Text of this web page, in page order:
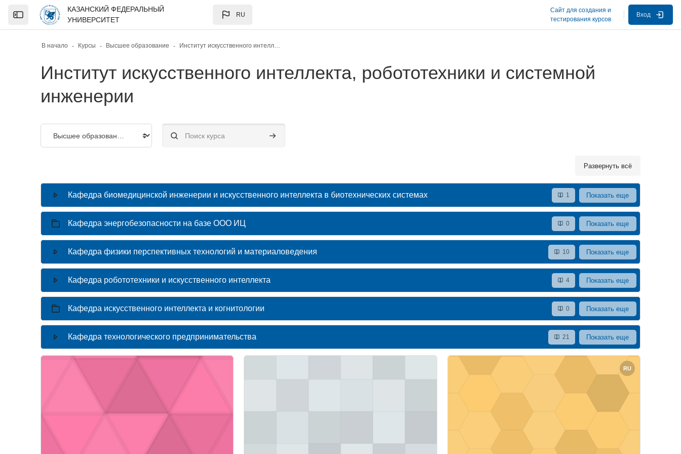
Skip to sidebar navigation menu
Skip to page footer
Перейти к основному содержанию
Open the sidebar
КАЗАНСКИЙ ФЕДЕРАЛЬНЫЙ
УНИВЕРСИТЕТ
RU
Сайт для создания и
тестирования курсов
Вход
В начало Курсы Высшее образование Институт искусственного интеллекта, робототехники и системной инженерии
Институт искусственного интеллекта, робототехники и системной
инженерии
Категории курсов Поиск курса Поиск курса
Развернуть всё
Кафедра биомедицинской инженерии и искусственного интеллекта в биотехнических системах 1 Показать еще
Кафедра энергобезопасности на базе ООО ИЦ 0 Показать еще
Кафедра физики перспективных технологий и материаловедения 10 Показать еще
Кафедра робототехники и искусственного интеллекта 4 Показать еще
Кафедра искусственного интеллекта и когнитологии 0 Показать еще
Кафедра технологического предпринимательства 21 Показать еще
Изображение курса" Государственная информационная система топливно-энергетического комплекса
RU
Изображение курса" Детали машин и конструирование